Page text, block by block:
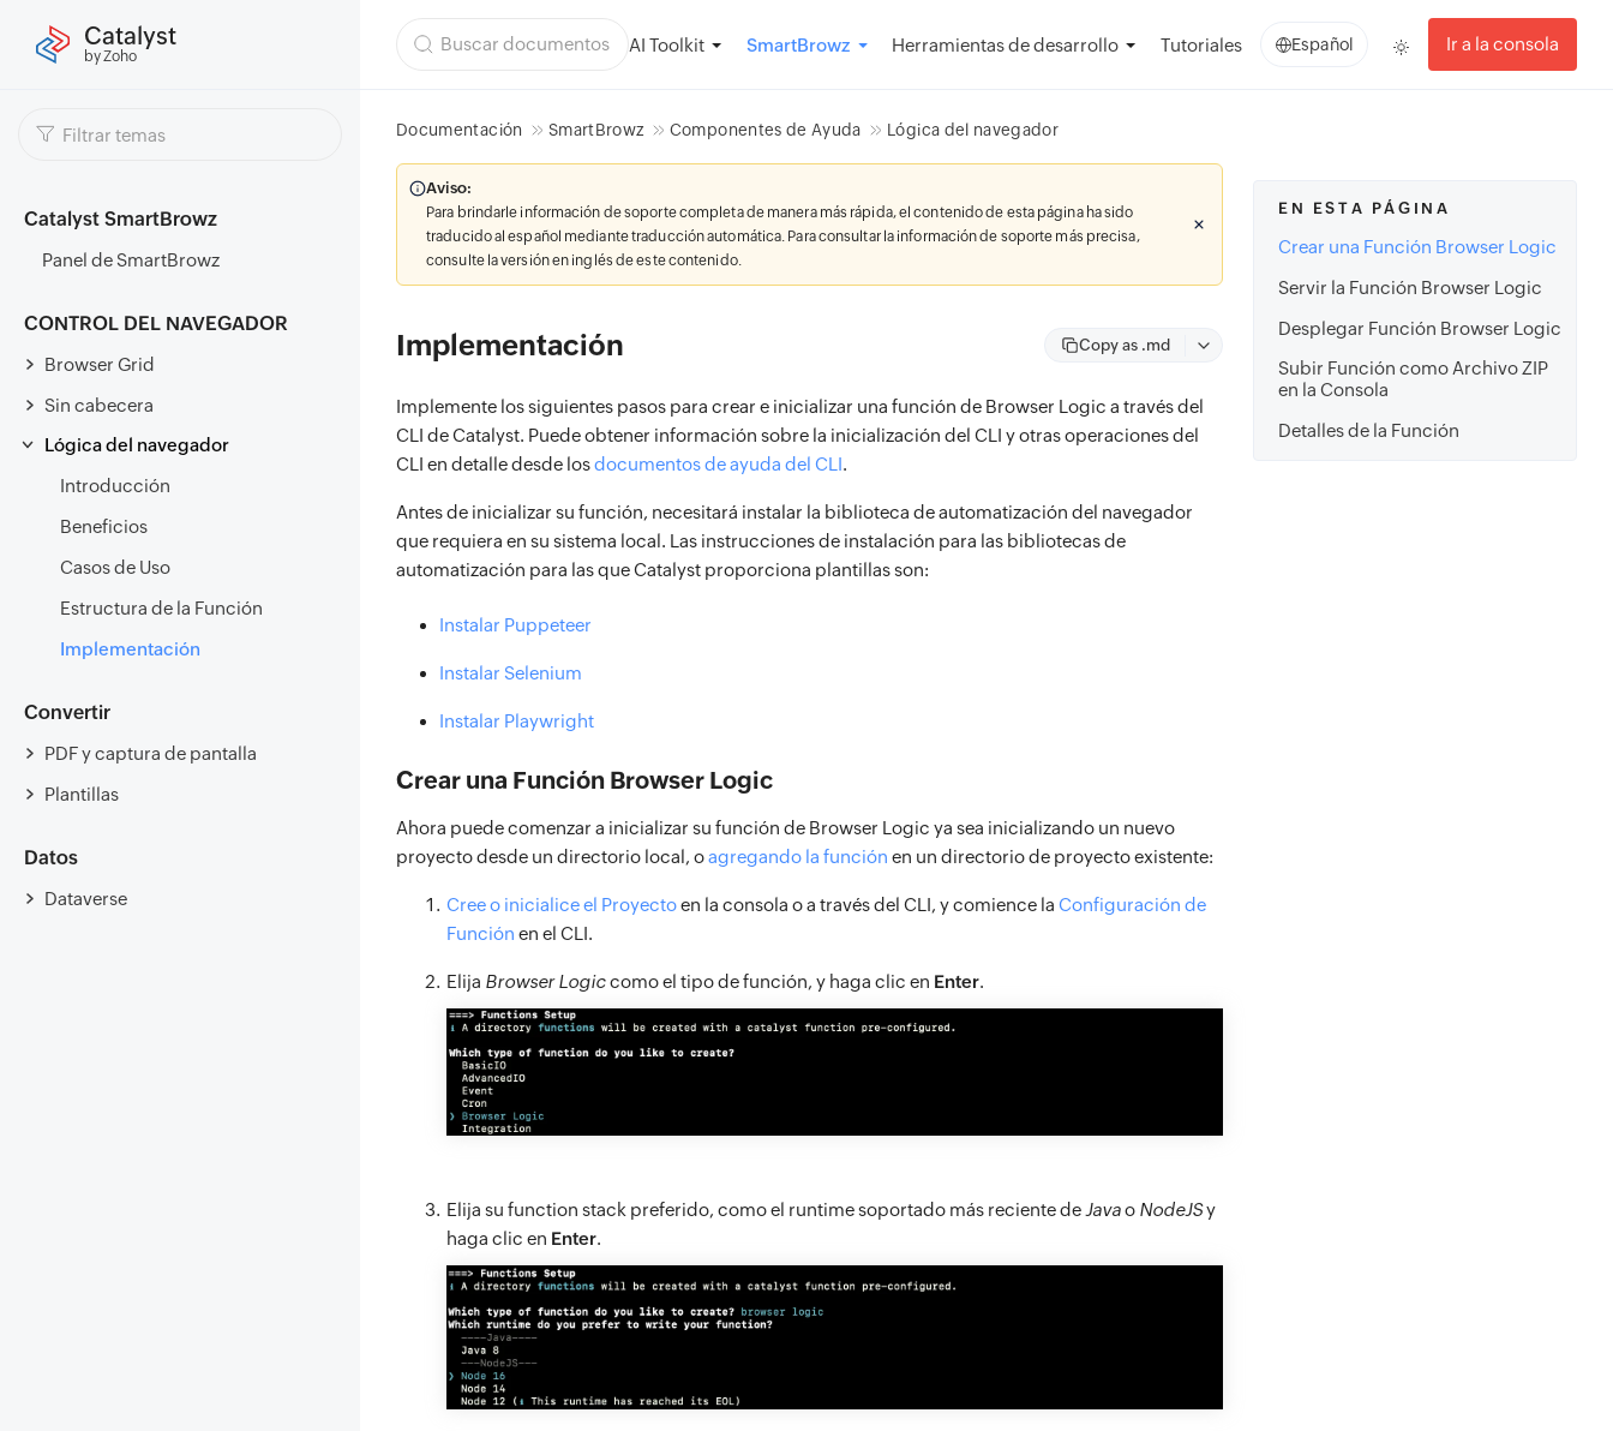
Catalyst
by Zoho
AI Toolkit SmartBrowz Herramientas de desarrollo Tutoriales Español Ir a la consola
Catalyst SmartBrowz
Panel de SmartBrowz
CONTROL DEL NAVEGADOR
Browser Grid
Sin cabecera
Lógica del navegador
Introducción
Beneficios
Casos de Uso
Estructura de la Función
Implementación
Convertir
PDF y captura de pantalla
Plantillas
Datos
Dataverse
Documentación SmartBrowz Componentes de Ayuda Lógica del navegador
Aviso:
Para brindarle información de soporte completa de manera más rápida, el contenido de esta página ha sido
traducido al español mediante traducción automática. Para consultar la información de soporte más precisa,
consulte la versión en inglés de este contenido.
Implementación Copy as .md
Implemente los siguientes pasos para crear e inicializar una función de Browser Logic a través del
CLI de Catalyst. Puede obtener información sobre la inicialización del CLI y otras operaciones del
CLI en detalle desde losdocumentos de ayuda del CLI.
Antes de inicializar su función, necesitará instalar la biblioteca de automatización del navegador
que requiera en su sistema local. Las instrucciones de instalación para las bibliotecas de
automatización para las que Catalyst proporciona plantillas son:
Instalar Puppeteer
Instalar Selenium
Instalar Playwright
Crear una Función Browser Logic
Ahora puede comenzar a inicializar su función de Browser Logic ya sea inicializando un nuevo
proyecto desde un directorio local, oagregando la función en un directorio de proyecto existente:
Cree o inicialice el Proyectoen la consola o a través del CLI, y comience la Configuración de
Función en el CLI.
Elija Browser Logiccomo el tipo de función, y haga clic en Enter.
Elija su function stack preferido, como el runtime soportado más reciente deJavao NodeJSy
haga clic en Enter.
EN ESTA PÁGINA
Crear una Función Browser Logic
Servir la Función Browser Logic
Desplegar Función Browser Logic
Subir Función como Archivo ZIP
en la Consola
Detalles de la Función